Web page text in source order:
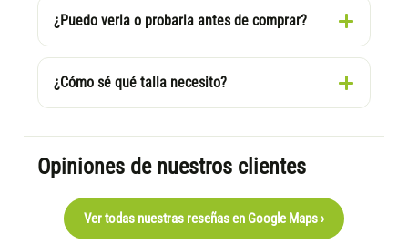
¿Puedo verla o probarla antes de comprar?
¿Cómo sé qué talla necesito?
Opiniones de nuestros clientes
Ver todas nuestras reseñas en Google Maps ›